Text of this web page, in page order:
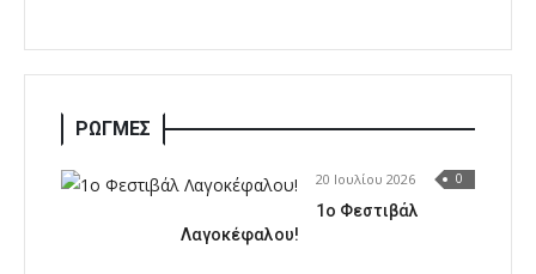
ΡΩΓΜΕΣ
20 Ιουλίου 2026 0
1o Φεστιβάλ
Λαγοκέφαλου!